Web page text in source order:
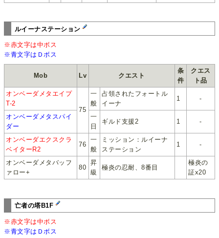
ルイーナステーション
※赤文字は中ボス
※青文字はＤボス
Mob Lv クエスト
条
件
クエス
ト品
オンベーダメタエイプ
T-2
75
一
般
占領されたフォートル
イーナ
1 -
オンベーダメタスパイ
ダー
一
日
ギルド支援2 1 -
オンベーダエクスクラ
ベイターR2
76
一
般
ミッション：ルイーナ
ステーション
1 -
オンベーダメタバッフ
ァロー+
80
昇
級
極炎の忍耐、8番目
極炎の
証x20
亡者の塔B1F
※赤文字は中ボス
※青文字はＤボス